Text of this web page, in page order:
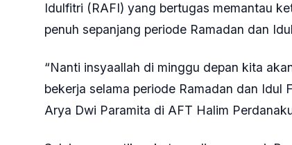
Idulfitri (RAFI) yang bertugas memantau
penuh sepanjang periode Ramadan dan
“Nanti insyaallah di minggu depan kita
bekerja selama periode Ramadan dan Idul
Arya Dwi Paramita di AFT Halim